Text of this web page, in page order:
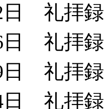
日 礼拝
日 礼拝
日 礼拝
日 礼拝